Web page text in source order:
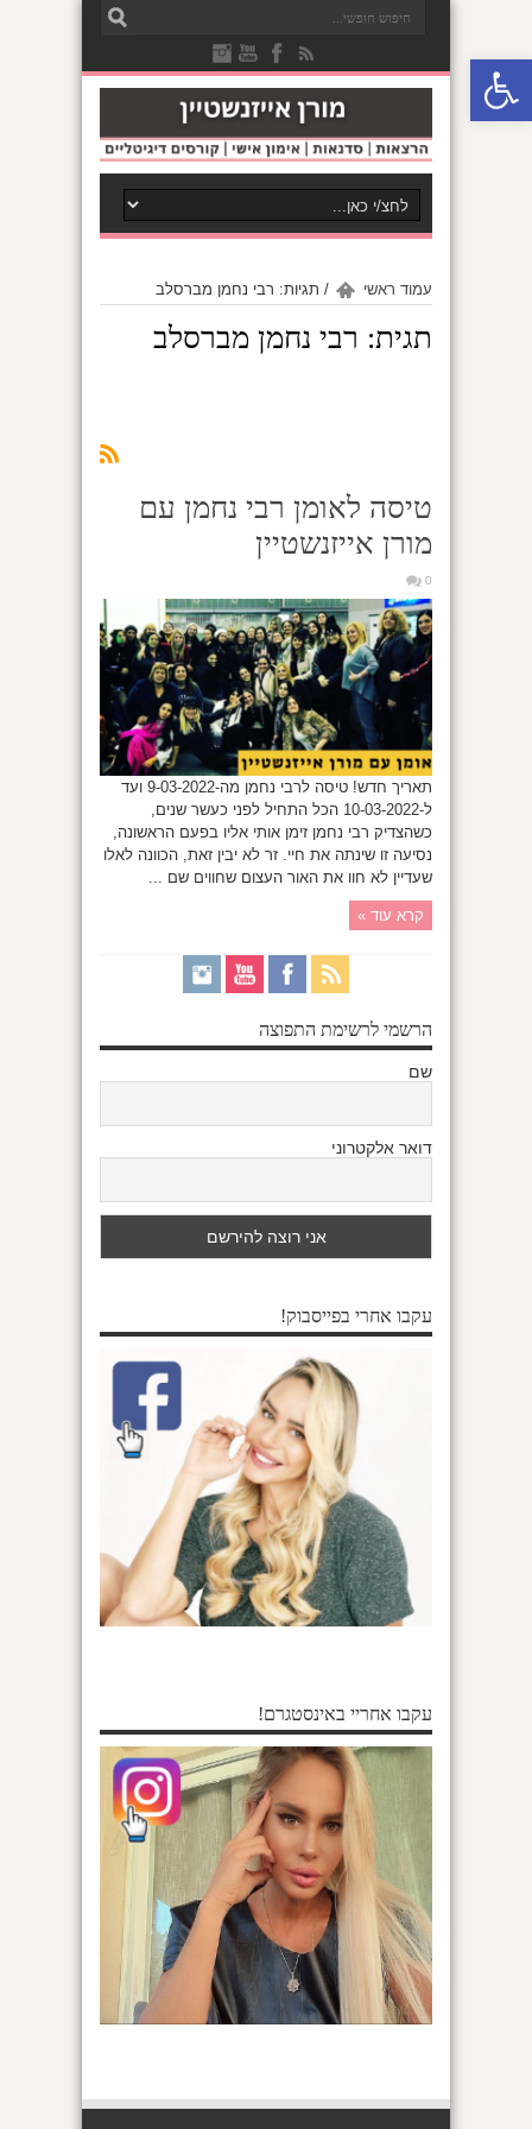
פתח סרגל נגישות
עמוד ראשי / תגיות: רבי נחמן מברסלב
תגית: רבי נחמן מברסלב
טיסה לאומן רבי נחמן עם
מורן אייזנשטיין
0
תאריך חדש! טיסה לרבי נחמן מה-9-03-2022 ועד
ל-10-03-2022 הכל התחיל לפני כעשר שנים,
כשהצדיק רבי נחמן זימן אותי אליו בפעם הראשונה,
נסיעה זו שינתה את חיי. זר לא יבין זאת, הכוונה לאלו
שעדיין לא חוו את האור העצום שחווים שם ...
קרא עוד »
הרשמי לרשימת התפוצה
שם
דואר אלקטרוני
עקבו אחרי בפייסבוק!
עקבו אחריי באינסטגרם!